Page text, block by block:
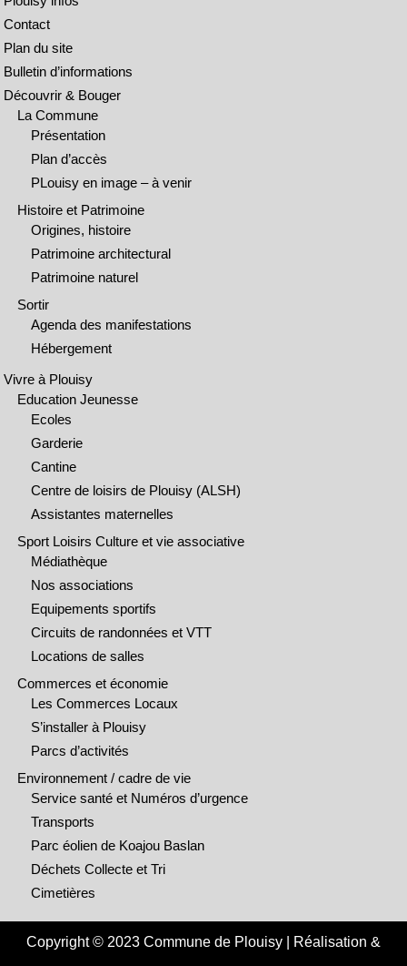
Contact
Plan du site
Bulletin d’informations
Découvrir & Bouger
La Commune
Présentation
Plan d’accès
PLouisy en image – à venir
Histoire et Patrimoine
Origines, histoire
Patrimoine architectural
Patrimoine naturel
Sortir
Agenda des manifestations
Hébergement
Vivre à Plouisy
Education Jeunesse
Ecoles
Garderie
Cantine
Centre de loisirs de Plouisy (ALSH)
Assistantes maternelles
Sport Loisirs Culture et vie associative
Médiathèque
Nos associations
Equipements sportifs
Circuits de randonnées et VTT
Locations de salles
Commerces et économie
Les Commerces Locaux
S’installer à Plouisy
Parcs d’activités
Environnement / cadre de vie
Service santé et Numéros d’urgence
Transports
Parc éolien de Koajou Baslan
Déchets Collecte et Tri
Cimetières
Copyright © 2023 Commune de Plouisy | Réalisation &